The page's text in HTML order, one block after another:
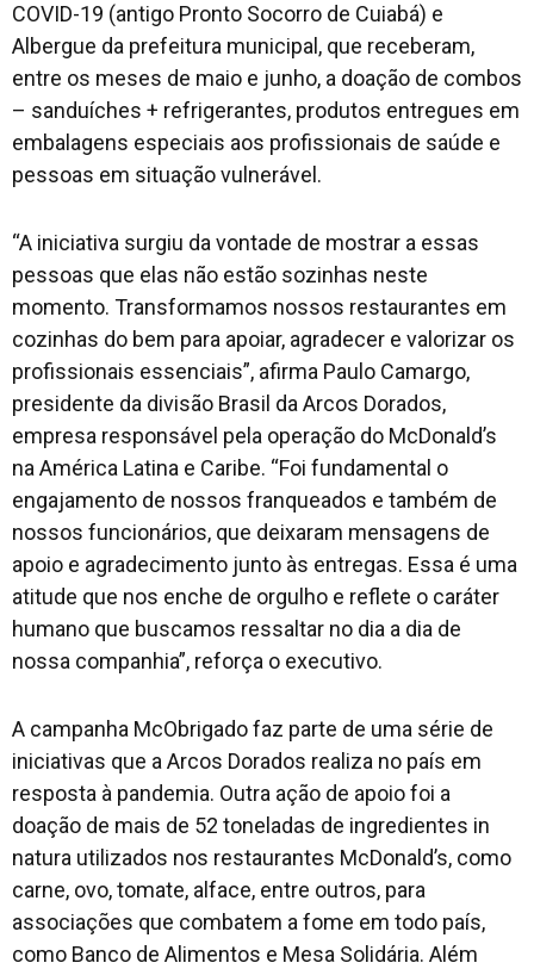
COVID-19 (antigo Pronto Socorro de Cuiabá) e
Albergue da prefeitura municipal, que receberam,
entre os meses de maio e junho, a doação de combos
– sanduíches + refrigerantes, produtos entregues em
embalagens especiais aos profissionais de saúde e
pessoas em situação vulnerável.
“A iniciativa surgiu da vontade de mostrar a essas
pessoas que elas não estão sozinhas neste
momento. Transformamos nossos restaurantes em
cozinhas do bem para apoiar, agradecer e valorizar os
profissionais essenciais”, afirma Paulo Camargo,
presidente da divisão Brasil da Arcos Dorados,
empresa responsável pela operação do McDonald’s
na América Latina e Caribe. “Foi fundamental o
engajamento de nossos franqueados e também de
nossos funcionários, que deixaram mensagens de
apoio e agradecimento junto às entregas. Essa é uma
atitude que nos enche de orgulho e reflete o caráter
humano que buscamos ressaltar no dia a dia de
nossa companhia”, reforça o executivo.
A campanha McObrigado faz parte de uma série de
iniciativas que a Arcos Dorados realiza no país em
resposta à pandemia. Outra ação de apoio foi a
doação de mais de 52 toneladas de ingredientes in
natura utilizados nos restaurantes McDonald’s, como
carne, ovo, tomate, alface, entre outros, para
associações que combatem a fome em todo país,
como Banco de Alimentos e Mesa Solidária. Além